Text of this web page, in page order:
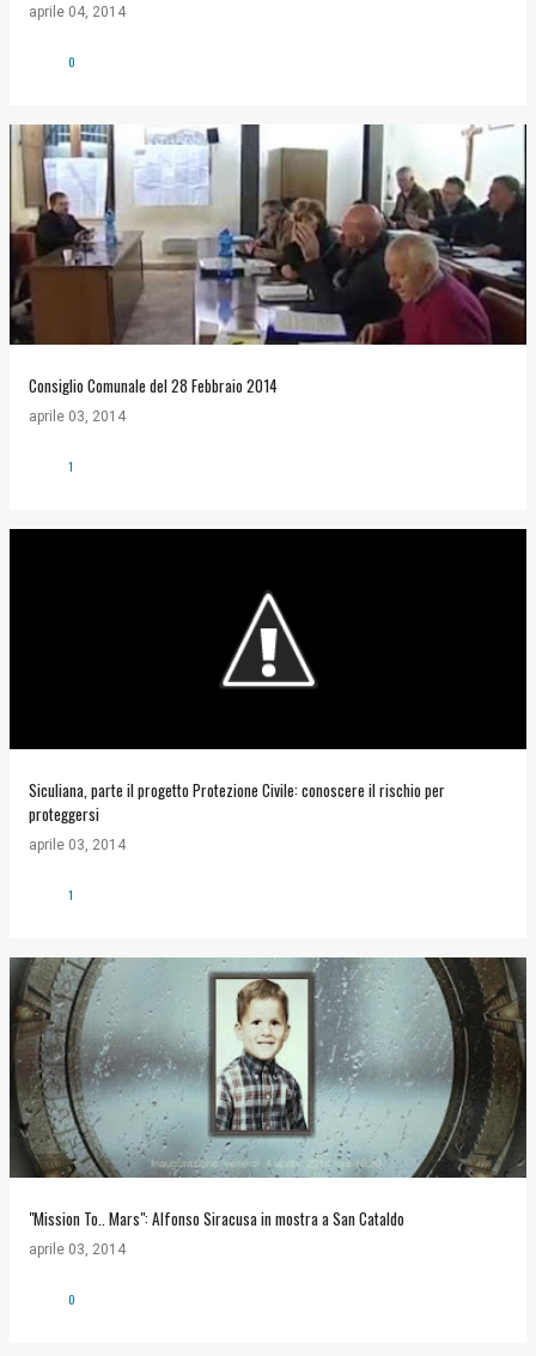
aprile 04, 2014
0
Consiglio Comunale del 28 Febbraio 2014
aprile 03, 2014
1
Siculiana, parte il progetto Protezione Civile: conoscere il rischio per
proteggersi
aprile 03, 2014
1
"Mission To.. Mars": Alfonso Siracusa in mostra a San Cataldo
aprile 03, 2014
0